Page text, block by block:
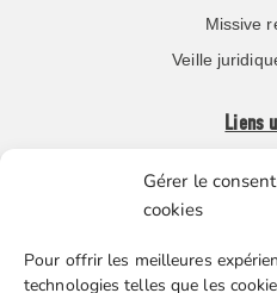
Gérer le
cookies
Pour offrir les meilleures
technologies telles que les
Missive
Veille
Liens
Boutique
Nos